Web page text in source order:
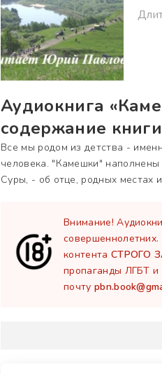
Аудиокнига
содержание
Все мы родом из детства -
человека. "Камешки"
Суры, - об отце, родных местах
Внимание!
контента СТРОГО
пропаганды ЛГБТ и
почту